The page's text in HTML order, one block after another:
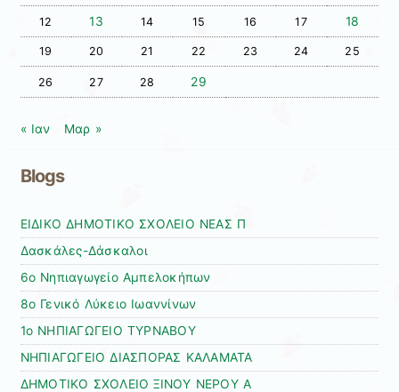
12 13 14 15 16 17 18
19 20 21 22 23 24 25
26 27 28 29
« Ιαν Μαρ »
Blogs
ΕΙΔΙΚΟ ΔΗΜΟΤΙΚΟ ΣΧΟΛΕΙΟ ΝΕΑΣ Π
Δασκάλες-Δάσκαλοι
6ο Νηπιαγωγείο Αμπελοκήπων
8o Γενικό Λύκειο Ιωαννίνων
1ο ΝΗΠΙΑΓΩΓΕΙΟ ΤΥΡΝΑΒΟΥ
ΝΗΠΙΑΓΩΓΕΙΟ ΔΙΑΣΠΟΡΑΣ ΚΑΛΑΜΑΤΑ
ΔΗΜΟΤΙΚΟ ΣΧΟΛΕΙΟ ΞΙΝΟΥ ΝΕΡΟΥ Α